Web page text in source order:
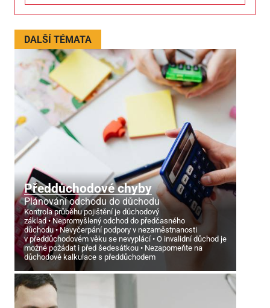
DALŠÍ TÉMATA
Předdůchodové chyby
Plánování odchodu do důchodu
Kontrola průběhu pojištění je důchodový
základ
Nepromyšlený odchod do předčasného
důchodu
Nevyčerpání podpory v nezaměstnanosti
v předdůchodovém věku se nevyplácí
O invalidní důchod je
možné požádat i před šedesátkou
Nezapomeňte na
důchodové kalkulace s předdůchodem